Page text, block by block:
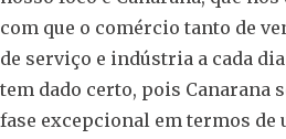
com que o comércio tanto de
de serviço e indústria a cada
tem dado certo, pois Canarana
fase excepcional em termos de